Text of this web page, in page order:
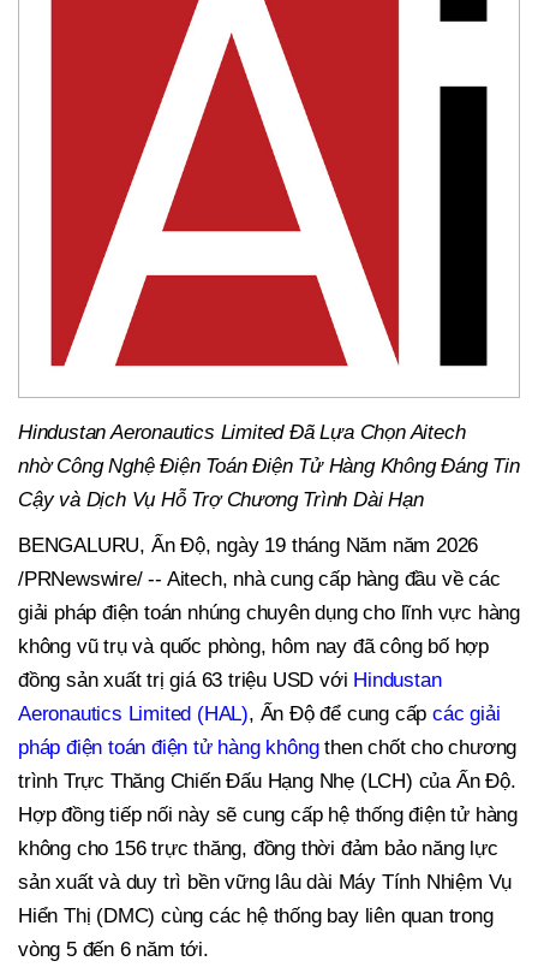
Hindustan Aeronautics Limited Đã Lựa Chọn Aitech
nhờCông Nghệ Điện Toán Điện Tử Hàng Không Đáng Tin
Cậy và Dịch Vụ Hỗ Trợ Chương Trình Dài Hạn
BENGALURU, Ấn Độ, ngày 19 tháng Năm năm 2026
/PRNewswire/ -- Aitech, nhà cung cấp hàng đầu về các
giải pháp điện toán nhúng chuyên dụng cho lĩnh vực hàng
không vũ trụ và quốc phòng, hôm nay đã công bố hợp
đồng sản xuất trị giá 63 triệu USD với Hindustan
Aeronautics Limited (HAL), Ấn Độ để cung cấpcác giải
pháp điện toán điện tử hàng khôngthen chốt cho chương
trình Trực Thăng Chiến Đấu Hạng Nhẹ (LCH) của Ấn Độ.
Hợp đồng tiếp nối này sẽ cung cấp hệ thống điện tử hàng
không cho 156 trực thăng, đồng thời đảm bảo năng lực
sản xuất và duy trì bền vững lâu dài Máy Tính Nhiệm Vụ
Hiển Thị (DMC) cùng các hệ thống bay liên quan trong
vòng 5 đến 6 năm tới.